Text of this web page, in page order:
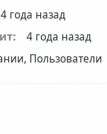
4 года назад
4 года назад
Пользователи